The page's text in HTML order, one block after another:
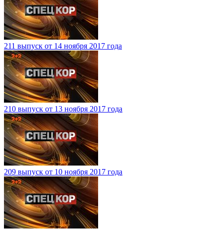
211 выпуск от 14 ноября 2017 года
210 выпуск от 13 ноября 2017 года
209 выпуск от 10 ноября 2017 года